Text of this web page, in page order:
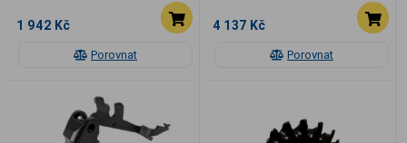
Porovnat
1 942 Kč
Porovnat
4 137 Kč